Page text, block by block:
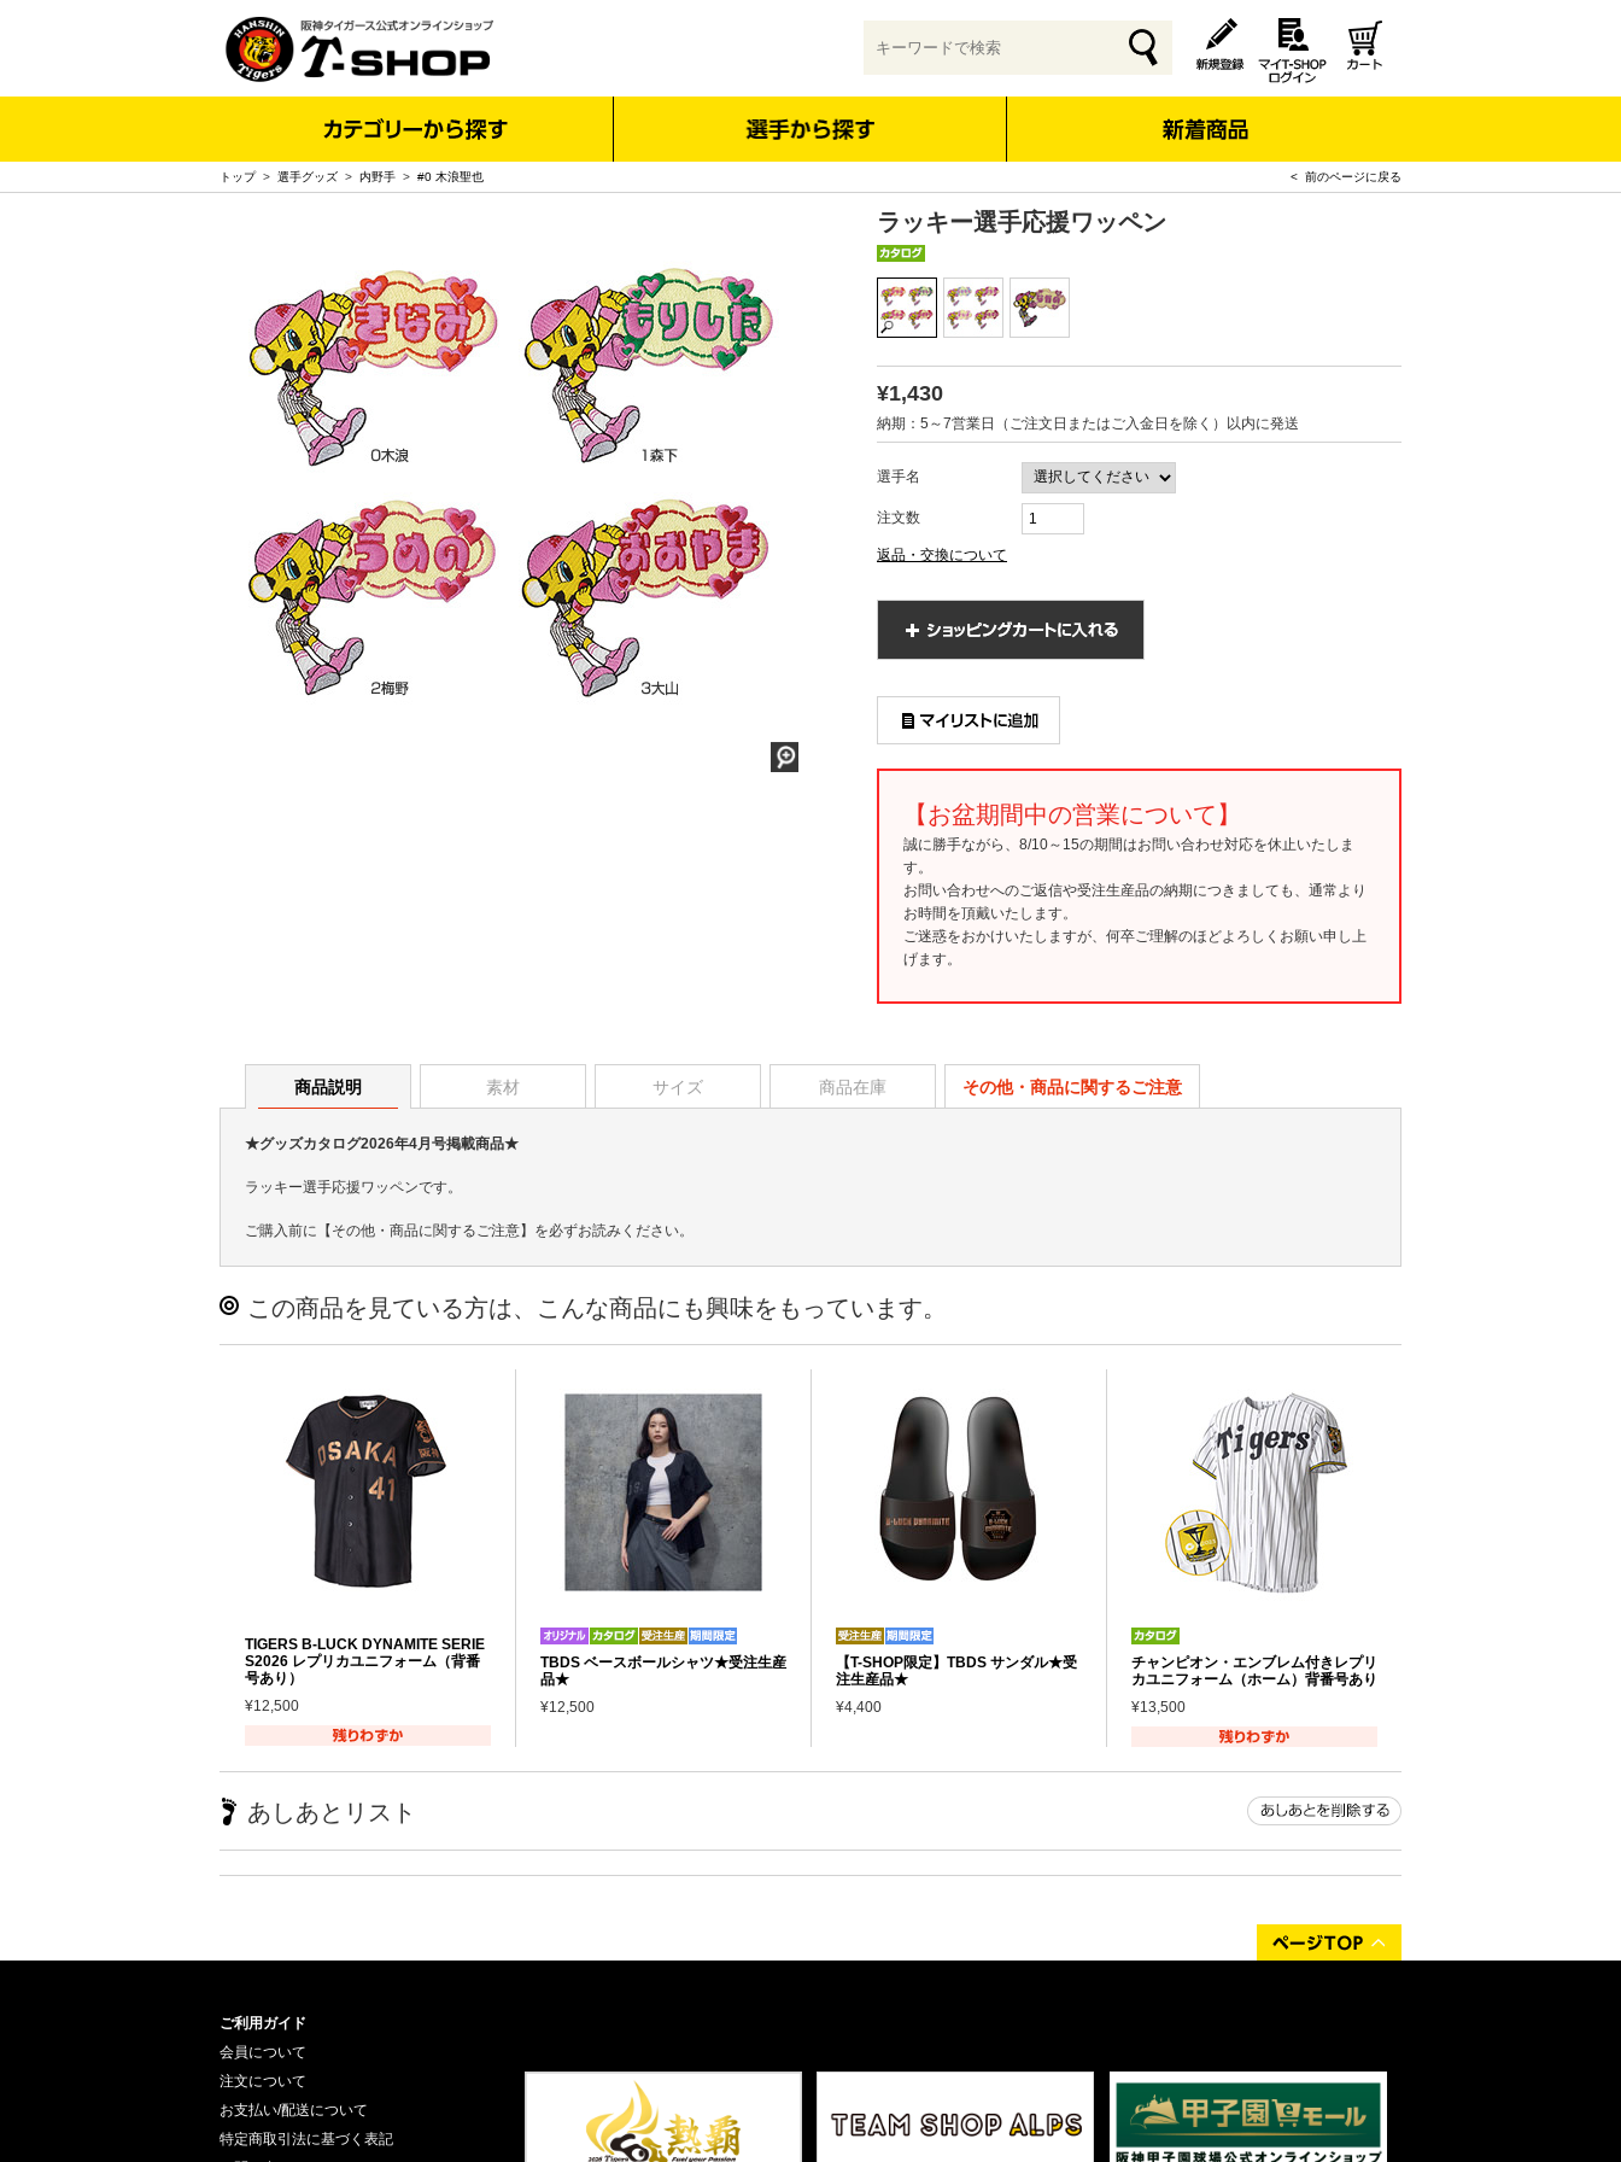
トップ> 選手グッズ > 内野手 > #0 木浪聖也 < 前のページに戻る
ラッキー選手応援ワッペン
¥1,430
納期：5～7営業日（ご注文日またはご入金日を除く）以内に発送
選手名
注文数
返品・交換について
【お盆期間中の営業について】
誠に勝手ながら、8/10～15の期間はお問い合わせ対応を休止いたしま
す。
お問い合わせへのご返信や受注生産品の納期につきましても、通常より
お時間を頂戴いたします。
ご迷惑をおかけいたしますが、何卒ご理解のほどよろしくお願い申し上
げます。
商品説明 素材 サイズ 商品在庫 その他・商品に関するご注意
★グッズカタログ2026年4月号掲載商品★
ラッキー選手応援ワッペンです。
ご購入前に【その他・商品に関するご注意】を必ずお読みください。
この商品を見ている方は、こんな商品にも興味をもっています。
TIGERS B-LUCK DYNAMITE SERIE
S2026 レプリカユニフォーム（背番
号あり）
¥12,500
TBDS ベースボールシャツ★受注生産
品★
¥12,500
【T-SHOP限定】TBDS サンダル★受
注生産品★
¥4,400
チャンピオン・エンブレム付きレプリ
カユニフォーム（ホーム）背番号あり
¥13,500
あしあとリスト
ご利用ガイド
会員について
注文について
お支払い/配送について
特定商取引法に基づく表記